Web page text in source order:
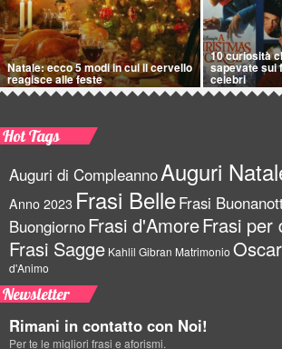
Natale: ecco 5 modi in cui il cervello
reagisce alle feste
10 curiosità
sapevate sui
celebri
Hot Tags
Auguri di CompleannoAuguri
Anno 2023 Frasi BelleFrasi
BuongiornoFrasi d'AmoreFrasi per
Frasi Sagge Kahlil Gibran Matrimonio
d'Animo
Newsletter
Rimani in contatto con Noi!
Per te le migliori frasi e aforismi.